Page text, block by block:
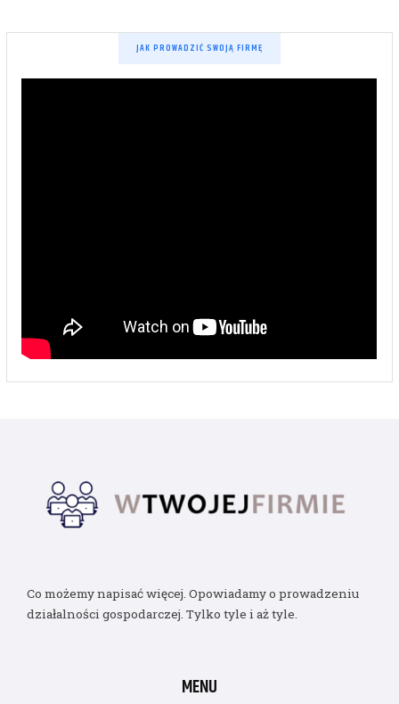
JAK PROWADZIĆ SWOJĄ FIRMĘ
Co możemy napisać więcej. Opowiadamy o prowadzeniu
działalności gospodarczej. Tylko tyle i aż tyle.
MENU